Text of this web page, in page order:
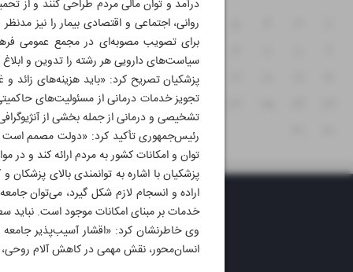
درآمد و توان مالی مردم طراحی کنند و از
روانی، اجتماعی و اقتصادی بیمار را نیز
برای تصویب مصوبه‌ای در مجمع عمومی
سیاست‌های دارویی هر رشته را تدوین و
پزشکیان تصریح کرد: «باید هزینه‌های زائد
تجویز خدمات درمانی از مسئولیت‌های
تشخیصی و درمانی از جمله بخشی از
رئیس‌جمهوری تأکید کرد: «دولت مصمم است
توان و امکانات کشور به مردم ارائه کند و در
پزشکیان با اشاره به توانمندی بالای
اراده و انسجام لازم شکل گیرد، می‌توان
خدمات بر مبنای امکانات موجود است. نباید
وی خاطرنشان کرد: «اقشار آسیب‌پذیر
انسان‌محور، نقش مهمی در کاهش آلام روحی،
۷
۸
۱۳
۱۵
۲۰ ۲۱
۲۲
۲۷ ۲۸
۲۹